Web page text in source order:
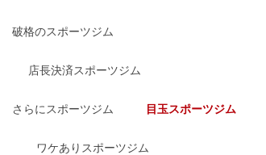
破格のスポーツジム
店長決済スポーツジム
さらにスポーツジム 目玉スポーツジム
ワケありスポーツジム